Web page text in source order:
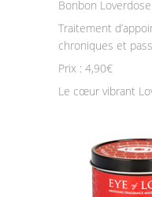
Bonbon Loverdose
Traitement
chroniques et
Prix : 4,90€
Le cœur vibrant